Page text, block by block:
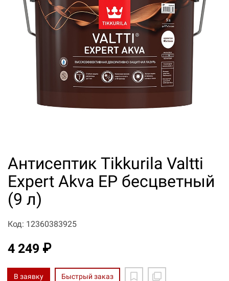
Антисептик Tikkurila Valtti
Expert Akva EP бесцветный
(9 л)
Код: 12360383925
4 249 ₽
В заявку Быстрый заказ